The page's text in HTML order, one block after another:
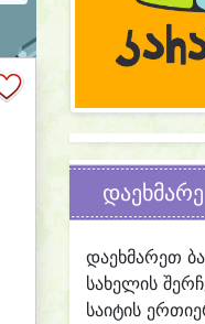
დაეხმარეთ
სახელის
საიტის